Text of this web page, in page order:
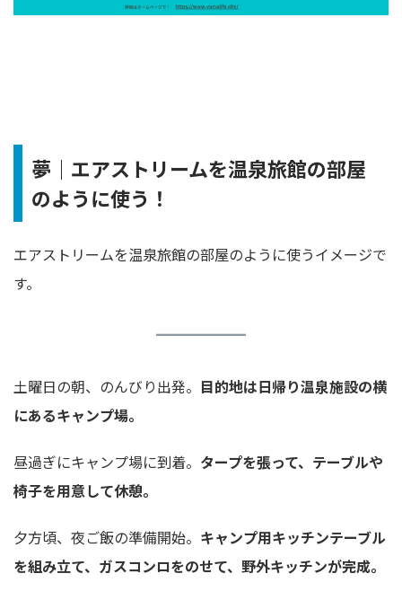
夢｜エアストリームを温泉旅館の部屋
のように使う！
エアストリームを温泉旅館の部屋のように使うイメージで
す。
土曜日の朝、のんびり出発。 目的地は日帰り温泉施設の横
にあるキャンプ場。
昼過ぎにキャンプ場に到着。 タープを張って、テーブルや
椅子を用意して休憩。
夕方頃、夜ご飯の準備開始。 キャンプ用キッチンテーブル
を組み立て、ガスコンロをのせて、野外キッチンが完成。